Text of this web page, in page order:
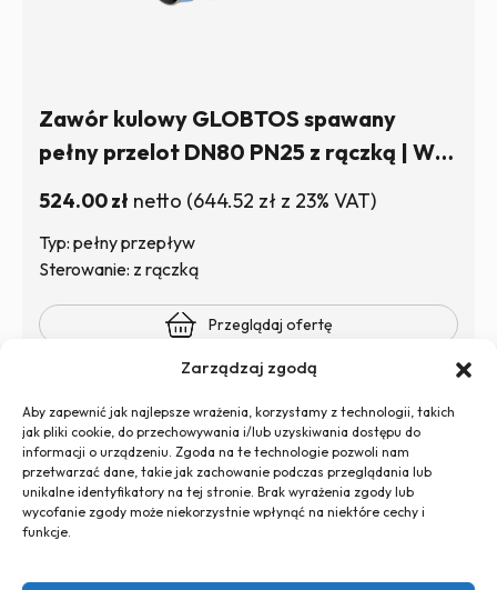
Zarządzaj zgodą
Aby zapewnić jak najlepsze wrażenia, korzystamy z technologii, takich
jak pliki cookie, do przechowywania i/lub uzyskiwania dostępu do
informacji o urządzeniu. Zgoda na te technologie pozwoli nam
przetwarzać dane, takie jak zachowanie podczas przeglądania lub
unikalne identyfikatory na tej stronie. Brak wyrażenia zgody lub
wycofanie zgody może niekorzystnie wpłynąć na niektóre cechy i
funkcje.
Zawór kulowy GLOBTOS spawany
pełny przelot DN80 PN25 z rączką | W
524.00zł netto (644.52 zł z 23% VAT)
Typ: pełny przepływ
Sterowanie: z rączką
Przeglądaj ofertę
+48 726 500 100
ul. Legnicka 60d, 54-204 Wrocław